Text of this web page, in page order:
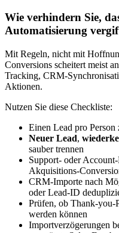
Wie verhindern Sie,
Automatisierung
Mit Regeln, nicht mit
Conversions scheitert meist
Tracking, CRM-
Aktionen.
Nutzen Sie diese Checkliste:
Einen Lead pro
Neuer Lead,
sauber trennen
Support- oder
Akquisitions-
CRM-Importe nach
oder Lead-ID
Prüfen, ob Thank-you-
werden können
Importverzögerungen